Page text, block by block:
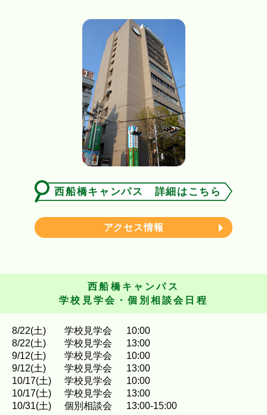
西船橋キャンパス 詳細はこちら
アクセス情報
西船橋キャンパス
学校見学会・個別相談会日程
8/22(土) 学校見学会
10:00
8/22(土) 学校見学会
13:00
9/12(土) 学校見学会
10:00
9/12(土) 学校見学会
13:00
10/17(土) 学校見学会
10:00
10/17(土) 学校見学会
13:00
10/31(土) 個別相談会 13:00-15:00